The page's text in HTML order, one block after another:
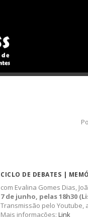
CICLO DE DEBATES |
com Evalina Gomes Dias,
7 de junho, pelas 18h30
Transmissão pelo Youtube,
Mais informações:Link